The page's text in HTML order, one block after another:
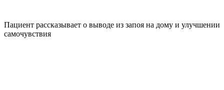
Пациент рассказывает о выводе из запоя на дому и улучшении
самочувствия